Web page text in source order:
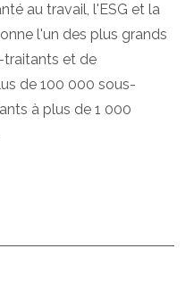
au travail, l'ESG et la
l'un des plus grands
traitants et de
de 100 000 sous-
à plus de 1 000